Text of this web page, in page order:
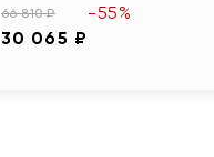
66 810 ₽
30 065 ₽
-55%